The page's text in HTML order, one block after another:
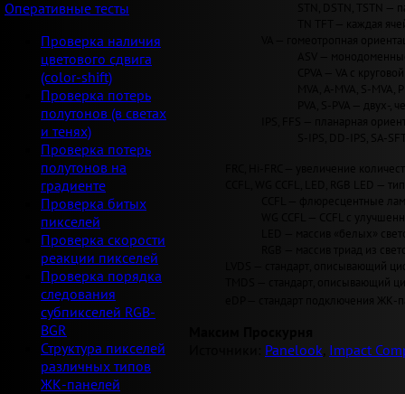
Оперативные тесты
Проверка наличия
цветового сдвига
(color-shift)
Проверка потерь
полутонов (в светах
и тенях)
Проверка потерь
полутонов на
градиенте
Проверка битых
пикселей
Проверка скорости
реакции пикселей
Проверка порядка
следования
субпикселей RGB-
BGR
Структура пикселей
различных типов
ЖК-панелей
STN, DSTN, TSTN
TN TFT — каждая
VA — гомеотропная
ASV —
CPVA — VA с
MVA, A-MVA, S-
PVA, S-PVA — двух-
IPS, FFS — планарная
S-IPS, DD-IPS, SA-
FRC, Hi-FRC — увеличение
CCFL, WG CCFL, LED, RGB LED
CCFL — флюресцентные
WG CCFL — CCFL с
LED — массив «белых»
RGB — массив триад из
LVDS — стандарт, описывающий
TMDS — стандарт, описывающий
eDP — стандарт подключения
Panelook Impact